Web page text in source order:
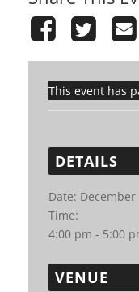
This event has
DETAILS
Date: December
Time:
4:00 pm - 5:00
VENUE